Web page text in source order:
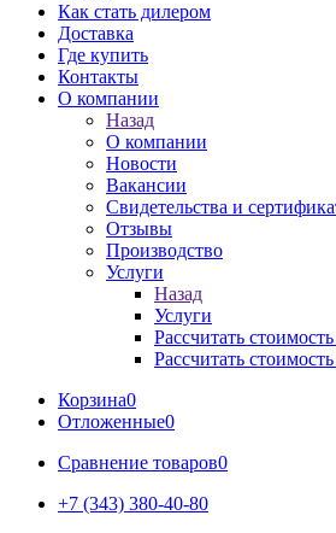
Как стать дилером
Доставка
Где купить
Контакты
О компании
Назад
О компании
Новости
Вакансии
Свидетельства и
Отзывы
Производство
Услуги
Назад
Услуги
Рассчитать
Рассчитать стоимость
Корзина0
Отложенные0
Сравнение товаров0
+7 (343) 380-40-80